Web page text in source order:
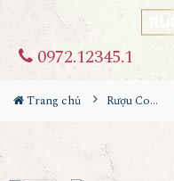
0972.12345.1
Trang chủ Rượu Courvoisier